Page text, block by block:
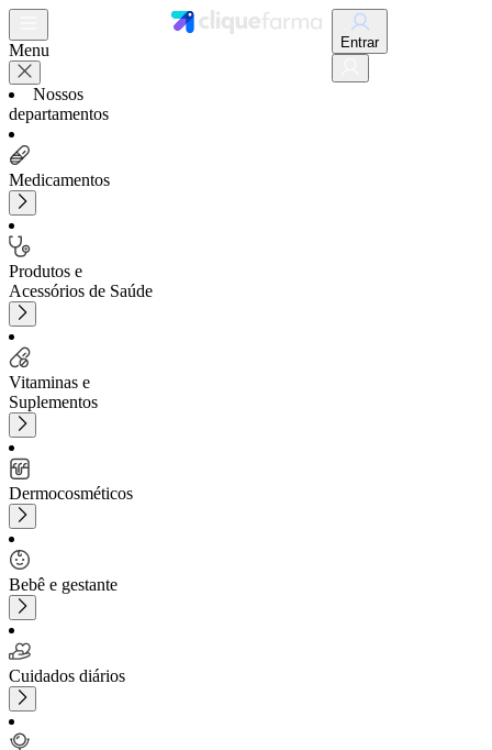
Menu
Nossos
departamentos
Medicamentos
Produtos e
Acessórios de Saúde
Vitaminas e
Suplementos
Dermocosméticos
Bebê e gestante
Cuidados diários
Entrar